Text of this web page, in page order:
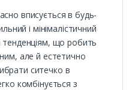
вписується в будь-
і мінімалістичний
тенденціям, що робить
але й естетично
ситечко в
комбінується з